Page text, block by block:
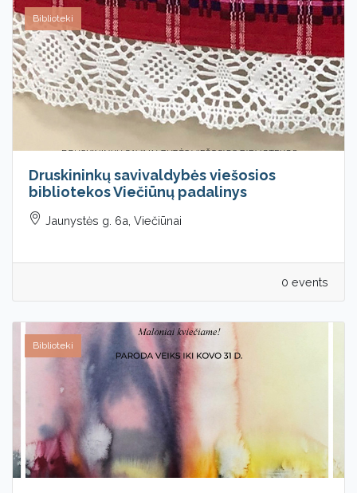
Biblioteki
Druskininkų savivaldybės viešosios
bibliotekos Viečiūnų padalinys
Jaunystės g. 6a, Viečiūnai
0 events
Biblioteki